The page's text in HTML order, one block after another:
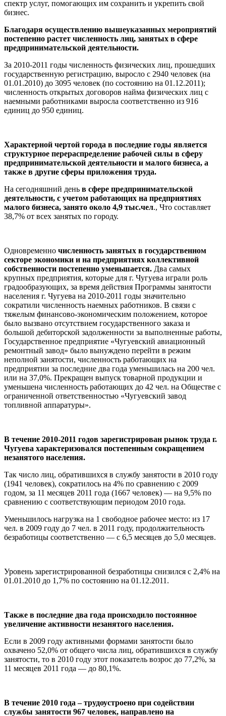
спектр услуг, помогающих им сохранить и укрепить свой
бизнес.
Благодаря осуществлению вышеуказанных мероприятий
постепенно растет численность лиц, занятых в сфере
предпринимательской деятельности.
За 2010-2011 годы численность физических лиц, прошедших
государственную регистрацию, выросло с 2940 человек (на
01.01.2010) до 3095 человек (по состоянию на 01.12.2011);
численность открытых договоров найма физических лиц с
наемными работниками выросла соответственно из 916
единиц до 950 единиц.
Характерной чертой города в последние годы является
структурное перераспределение рабочей силы в сферу
предпринимательской деятельности и малого бизнеса, а
также в другие сферы приложения труда.
На сегодняшний день в сфере предпринимательской
деятельности, с учетом работающих на предприятиях
малого бизнеса, занято около 4,9 тыс.чел., Что составляет
38,7% от всех занятых по городу.
Одновременно численность занятых в государственном
секторе экономики и на предприятиях коллективной
собственности постепенно уменьшается. Два самых
крупных предприятия, которые для г. Чугуева играли роль
градообразующих, за время действия Программы занятости
населения г. Чугуева на 2010-2011 годы значительно
сократили численность наемных работников. В связи с
тяжелым финансово-экономическим положением, которое
было вызвано отсутствием государственного заказа и
большой дебиторской задолженности за выполненные работы,
Государственное предприятие «Чугуевский авиационный
ремонтный завод» было вынуждено перейти в режим
неполной занятости, численность работающих на
предприятии за последние два года уменьшилась на 200 чел.
или на 37,0%. Прекращен выпуск товарной продукции и
уменьшена численность работающих до 42 чел. на Обществе с
ограниченной ответственностью «Чугуевский завод
топливной аппаратуры».
В течение 2010-2011 годов зарегистрирован рынок труда г.
Чугуева характеризовался постепенным сокращением
незанятого населения.
Так число лиц, обратившихся в службу занятости в 2010 году
(1941 человек), сократилось на 4% по сравнению с 2009
годом, за 11 месяцев 2011 года (1667 человек) — на 9,5% по
сравнению с соответствующим периодом 2010 года.
Уменьшилось нагрузка на 1 свободное рабочее место: из 17
чел. в 2009 году до 7 чел. в 2011 году, продолжительность
безработицы соответственно — с 6,5 месяцев до 5,0 месяцев.
Уровень зарегистрированной безработицы снизился с 2,4% на
01.01.2010 до 1,7% по состоянию на 01.12.2011.
Также в последние два года происходило постоянное
увеличение активности незанятого населения.
Если в 2009 году активными формами занятости было
охвачено 52,0% от общего числа лиц, обратившихся в службу
занятости, то в 2010 году этот показатель возрос до 77,2%, за
11 месяцев 2011 года — до 80,1%.
В течение 2010 года – трудоустроено при содействии
службы занятости 967 человек, направлено на